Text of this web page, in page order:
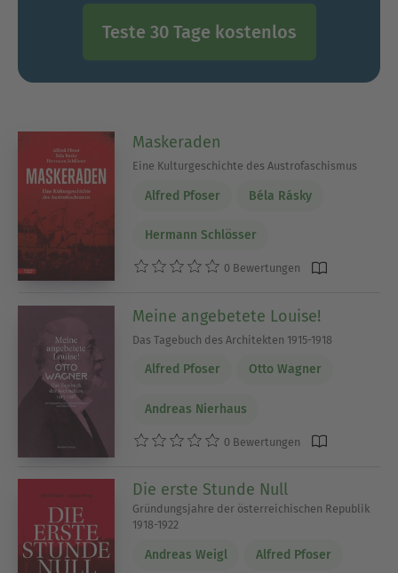
Teste 30 Tage kostenlos
Maskeraden
Eine Kulturgeschichte des Austrofaschismus
Alfred Pfoser Béla Rásky
Hermann Schlösser
0 Bewertungen
Meine angebetete Louise!
Das Tagebuch des Architekten 1915-1918
Alfred Pfoser Otto Wagner
Andreas Nierhaus
0 Bewertungen
Die erste Stunde Null
Gründungsjahre der österreichischen Republik
1918-1922
Andreas Weigl Alfred Pfoser